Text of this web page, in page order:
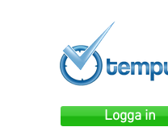
Logga in